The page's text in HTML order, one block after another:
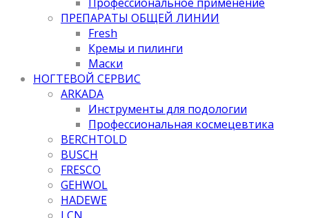
ПРЕПАРАТЫ ОБЩЕЙ ЛИНИИ
Fresh
Кремы и пилинги
Маски
НОГТЕВОЙ СЕРВИС
ARKADA
Инструменты для подологии
Профессиональная космецевтика
BERCHTOLD
BUSCH
FRESCO
GEHWOL
HADEWE